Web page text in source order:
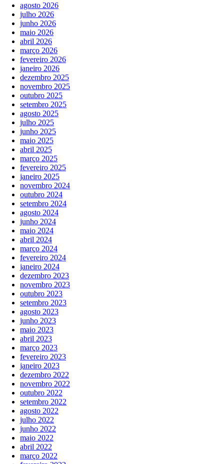
agosto 2026
julho 2026
junho 2026
maio 2026
abril 2026
março 2026
fevereiro 2026
janeiro 2026
dezembro 2025
novembro 2025
outubro 2025
setembro 2025
agosto 2025
julho 2025
junho 2025
maio 2025
abril 2025
março 2025
fevereiro 2025
janeiro 2025
novembro 2024
outubro 2024
setembro 2024
agosto 2024
junho 2024
maio 2024
abril 2024
março 2024
fevereiro 2024
janeiro 2024
dezembro 2023
novembro 2023
outubro 2023
setembro 2023
agosto 2023
junho 2023
maio 2023
abril 2023
março 2023
fevereiro 2023
janeiro 2023
dezembro 2022
novembro 2022
outubro 2022
setembro 2022
agosto 2022
julho 2022
junho 2022
maio 2022
abril 2022
março 2022